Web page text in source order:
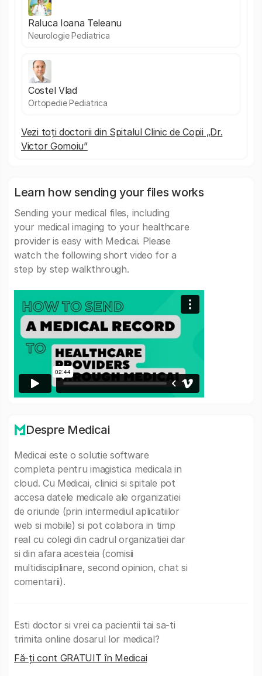
Raluca Ioana Teleanu
Neurologie Pediatrica
Costel Vlad
Ortopedie Pediatrica
Vezi toți doctorii din Spitalul Clinic de Copii „Dr.
Victor Gomoiu”
Learn how sending your files works
Sending your medical files, including
your medical imaging to your healthcare
provider is easy with Medicai. Please
watch the following short video for a
step by step walkthrough.
Despre Medicai
Medicai este o solutie software
completa pentru imagistica medicala in
cloud. Cu Medicai, clinici si spitale pot
accesa datele medicale ale organizatiei
de oriunde (prin intermediul aplicatiilor
web si mobile) si pot colabora in timp
real cu colegi din cadrul organizatiei dar
si din afara acesteia (comisii
multidisciplinare, second opinion, chat si
comentarii).
Esti doctor si vrei ca pacientii tai sa-ti
trimita online dosarul lor medical?
Fă-ți cont GRATUIT în Medicai